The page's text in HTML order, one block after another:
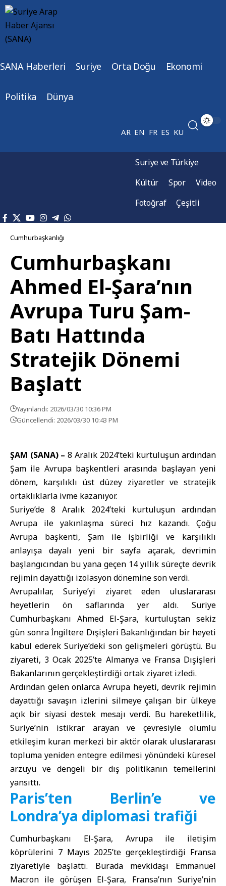
SANA Haberleri Suriye Orta Doğu Ekonomi
Politika Dünya
AR EN FR ES KU
Suriye ve Türkiye
Kültür
Spor
Video
Fotoğraf
Çeşitli
Cumhurbaşkanlığı
Cumhurbaşkanı
Ahmed El-Şara’nın
Avrupa Turu Şam-
Batı Hattında
Stratejik Dönemi
Başlatt
Yayınlandı: 2026/03/30 10:36 PM
Güncellendi: 2026/03/30 10:43 PM
ŞAM (SANA) – 8 Aralık 2024’teki kurtuluşun ardından
Şam ile Avrupa başkentleri arasında başlayan yeni
dönem, karşılıklı üst düzey ziyaretler ve stratejik
ortaklıklarla ivme kazanıyor.
Suriye’de 8 Aralık 2024’teki kurtuluşun ardından
Avrupa ile yakınlaşma süreci hız kazandı. Çoğu
Avrupa başkenti, Şam ile işbirliği ve karşılıklı
anlayışa dayalı yeni bir sayfa açarak, devrimin
başlangıcından bu yana geçen 14 yıllık süreçte devrik
rejimin dayattığı izolasyon dönemine son verdi.
Avrupalılar, Suriye’yi ziyaret eden uluslararası
heyetlerin ön saflarında yer aldı. Suriye
Cumhurbaşkanı Ahmed El-Şara, kurtuluştan sekiz
gün sonra İngiltere Dışişleri Bakanlığından bir heyeti
kabul ederek Suriye’deki son gelişmeleri görüştü. Bu
ziyareti, 3 Ocak 2025’te Almanya ve Fransa Dışişleri
Bakanlarının gerçekleştirdiği ortak ziyaret izledi.
Ardından gelen onlarca Avrupa heyeti, devrik rejimin
dayattığı savaşın izlerini silmeye çalışan bir ülkeye
açık bir siyasi destek mesajı verdi. Bu hareketlilik,
Suriye’nin istikrar arayan ve çevresiyle olumlu
etkileşim kuran merkezi bir aktör olarak uluslararası
topluma yeniden entegre edilmesi yönündeki küresel
arzuyu ve dengeli bir dış politikanın temellerini
yansıttı.
Paris’ten Berlin’e ve
Londra’ya diplomasi trafiği
Cumhurbaşkanı El-Şara, Avrupa ile iletişim
köprülerini 7 Mayıs 2025’te gerçekleştirdiği Fransa
ziyaretiyle başlattı. Burada mevkidaşı Emmanuel
Macron ile görüşen El-Şara, Fransa’nın Suriye’nin